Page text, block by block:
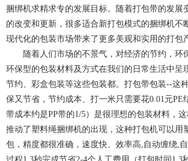
捆绑机求精求专的发展目标。随着打包带的发展
的改变和更新，很多适合新打包模式的捆绑机不
现代化的包装市场带来了更多美观和实用的打包
随着人们市场的不景气，对经济的节约，环
环保型的包装材料及方式在我们的日常生活中呈
节约、彩盒包装等这些包装都。打包带包装--这
保又节省，节约成本、打一米只需要花0.01元PE
带成本约是PP带的1/5）是很理想的包装材料，
推动了塑料绳捆绑机的出现，这种打包机可以用
包，精度都很准确，速度快、效率高,自动缠绕,